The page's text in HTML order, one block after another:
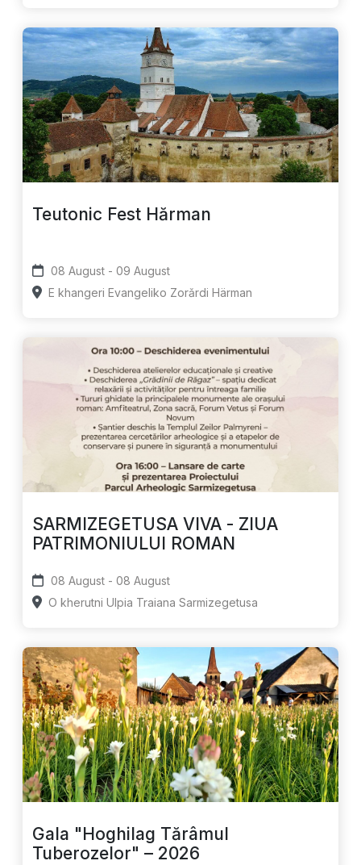
Teutonic Fest Hărman
08 August - 09 August
E khangeri Evangeliko Zorǎrdi Härman
SARMIZEGETUSA VIVA - ZIUA
PATRIMONIULUI ROMAN
08 August - 08 August
O kherutni Ulpia Traiana Sarmizegetusa
Gala "Hoghilag Tărâmul
Tuberozelor" – 2026